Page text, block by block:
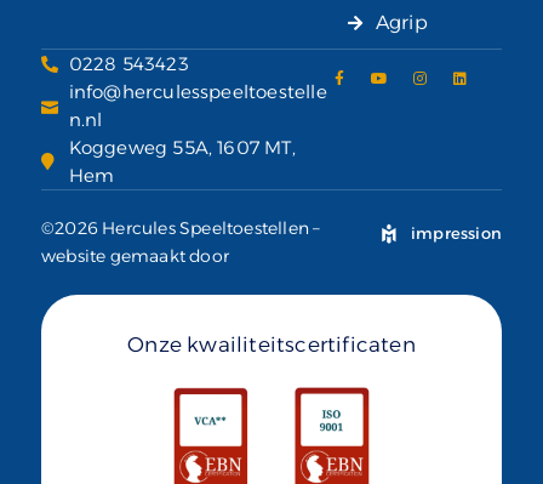
Agrip
0228 543423
info@herculesspeeltoestelle
n.nl
Koggeweg 55A, 1607 MT,
Hem
©2026 Hercules Speeltoestellen –
website gemaakt door
impression
Onze kwailiteitscertificaten